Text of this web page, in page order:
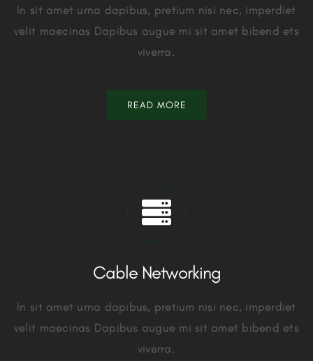
In sit amet urna dapibus, pretium nisi nec, imperdiet
velit maecinas Dapibus augue mi sit amet bibend ets
viverra.
READ MORE
Cable Networking
In sit amet urna dapibus, pretium nisi nec, imperdiet
velit maecinas Dapibus augue mi sit amet bibend ets
viverra.